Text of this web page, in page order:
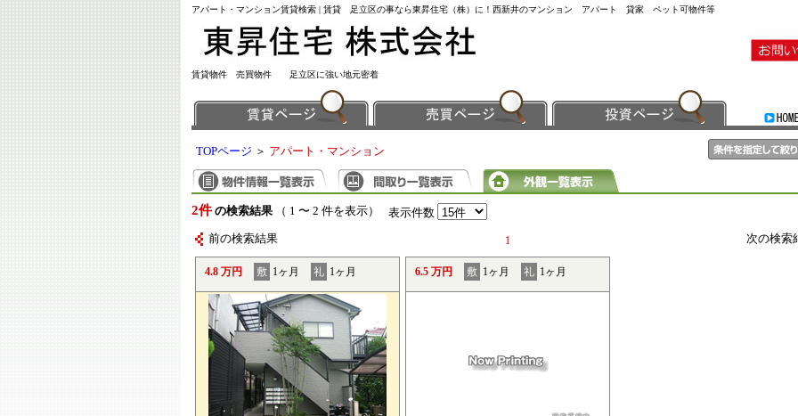
アパート・マンション賃貸検索 | 賃貸 足立区の事なら東昇住宅（株）に！西新井のマンション アパート 貸家 ペット可物件等
賃貸物件 売買物件 足立区に強い地元密着
TOPページ ＞ アパート・マンション
2件 の検索結果（ 1 〜 2 件を表示） 表示件数
前の検索結果 1 次の検
4.8 万円 敷 1ヶ月 礼 1ヶ月 6.5 万円 敷 1ヶ月 礼 1ヶ月